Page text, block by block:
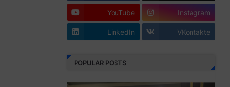
Juz 3 ⇨http://j.mp/2bFSrtF
Juz 4 ⇨http://j.mp/2b8SXi3
Juz 5 ⇨http://j.mp/2b8RZm3
Juz 6 ⇨http://j.mp/28MBohs
Juz 7 ⇨http://j.mp/2bFRIZC
YouTube Instagram
LinkedIn VKontakte
POPULAR POSTS